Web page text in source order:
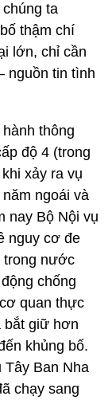
ta
thậm chí
lớn, chỉ cần
nguồn tin tình
thông
độ 4 (trong
xảy ra vụ
ngoái và
nay Bộ Nội vụ
nguy cơ đe
trong nước
chống
quan thực
bắt giữ hơn
khủng bố.
Tây Ban Nha
chạy sang